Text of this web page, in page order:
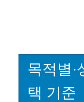
목적별·
택 기준